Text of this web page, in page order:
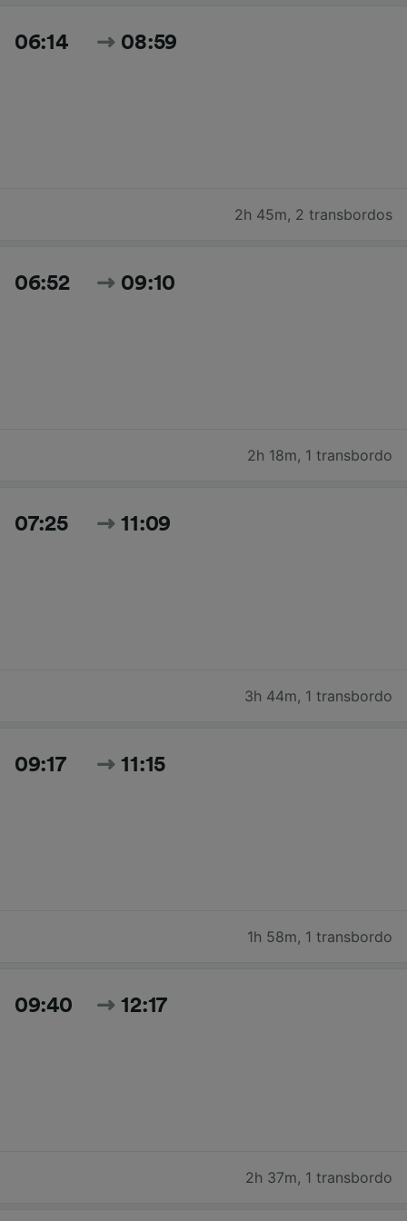
06:14 08:59
2h 45m, 2 transbordos
06:52 09:10
2h 18m, 1 transbordo
07:25 11:09
3h 44m, 1 transbordo
09:17 11:15
1h 58m, 1 transbordo
09:40 12:17
2h 37m, 1 transbordo